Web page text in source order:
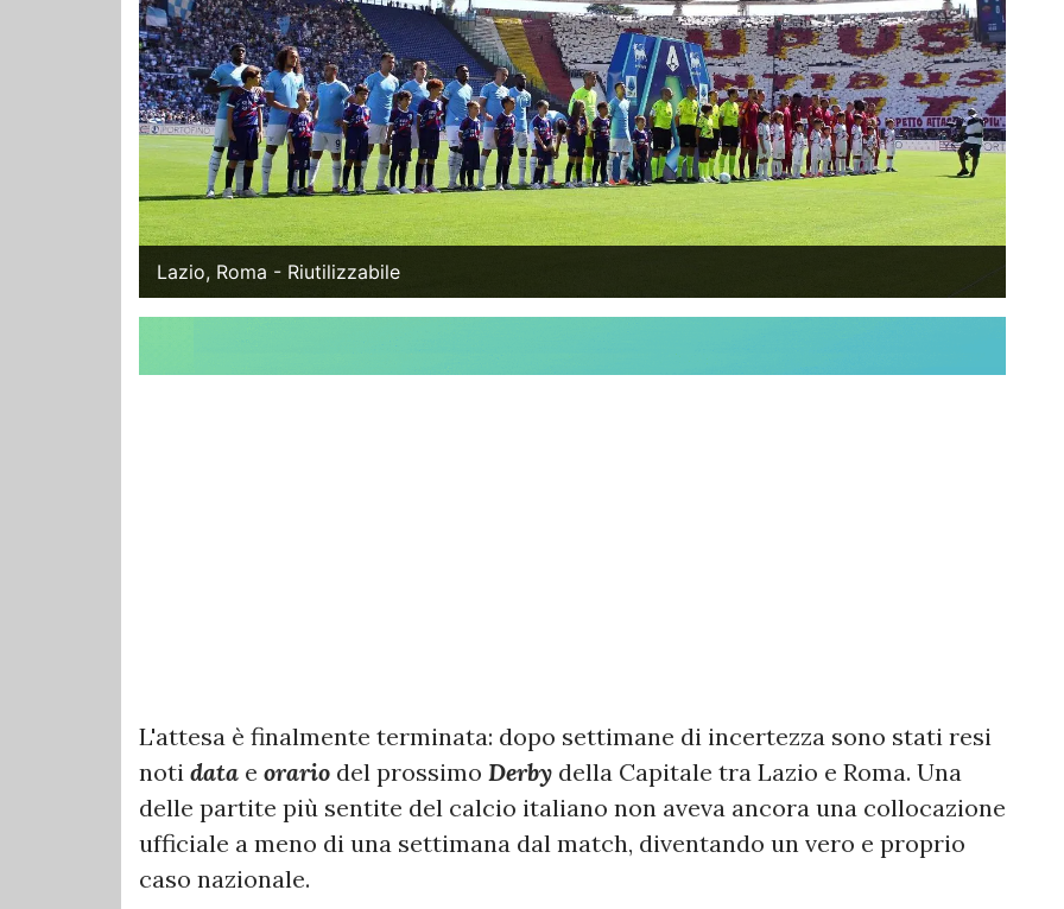
Lazio, Roma - Riutilizzabile
L'attesa è finalmente terminata: dopo settimane di incertezza sono stati resi
noti data e orario del prossimo Derby della Capitale tra Lazio e Roma. Una
delle partite più sentite del calcio italiano non aveva ancora una collocazione
ufficiale a meno di una settimana dal match, diventando un vero e proprio
caso nazionale.